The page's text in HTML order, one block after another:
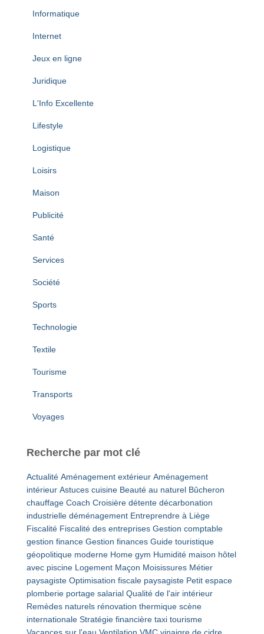
Informatique
Internet
Jeux en ligne
Juridique
L'Info Excellente
Lifestyle
Logistique
Loisirs
Maison
Publicité
Santé
Services
Société
Sports
Technologie
Textile
Tourisme
Transports
Voyages
Recherche par mot clé
Actualité Aménagement extérieur Aménagement
intérieur Astuces cuisine Beauté au naturel Bûcheron
chauffage Coach Croisière détente décarbonation
industrielle déménagement Entreprendre à Liège
Fiscalité Fiscalité des entreprises Gestion comptable
gestion finance Gestion finances Guide touristique
géopolitique moderne Home gym Humidité maison hôtel
avec piscine Logement Maçon Moisissures Métier
paysagiste Optimisation fiscale paysagiste Petit espace
plomberie portage salarial Qualité de l'air intérieur
Remèdes naturels rénovation thermique scène
internationale Stratégie financière taxi tourisme